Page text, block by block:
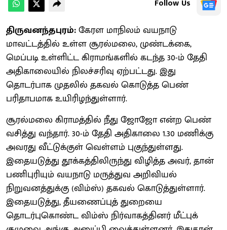
Follow Us
திருவனந்தபுரம்:கேரள மாநிலம் வயநாடு
மாவட்டத்தில் உள்ள சூரல்மலை, முண்டக்கை,
மெப்படி உள்ளிட்ட கிராமங்களில் கடந்த 30-ம் தேதி
அதிகாலையில் நிலச்சரிவு ஏற்பட்டது. இது
தொடர்பாக முதலில் தகவல் கொடுத்த பெண்
பரிதாபமாக உயிரிழந்துள்ளார்.
சூரல்மலை கிராமத்தில் நீது ஜோஜோ என்ற பெண்
வசித்து வந்தார். 30-ம் தேதி அதிகாலை 1.30 மணிக்கு
அவரது வீட்டுக்குள் வெள்ளம் புகுந்துள்ளது.
இதையடுத்து தூக்கத்திலிருந்து விழித்த அவர், தான்
பணிபுரியும் வயநாடு மருத்துவ அறிவியல்
நிறுவனத்துக்கு (விம்ஸ்) தகவல் கொடுத்துள்ளார்.
இதையடுத்து, தீயணைப்புத் துறையை
தொடர்புகொண்ட விம்ஸ் நிர்வாகத்தினர் மீட்புக்